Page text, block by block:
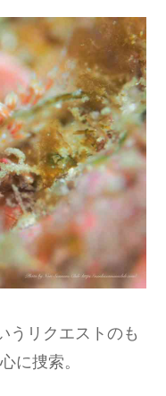
うリクエストのも
に捜索。